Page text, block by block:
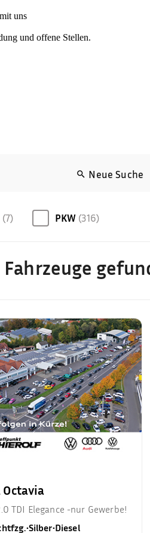
uns
und offene Stellen.
Neue Suche
(7) PKW (316)
Fahrzeuge
Octavia
TDI Elegance -nur Gewerbe!
•Silber•Diesel